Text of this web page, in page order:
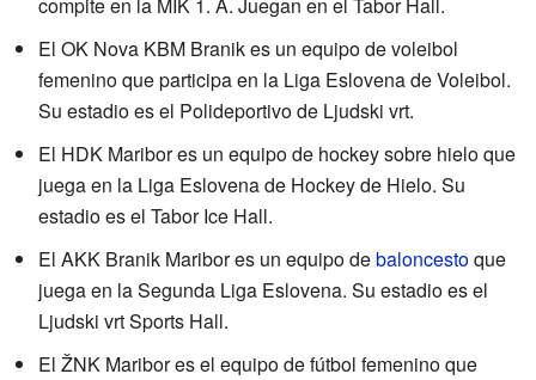
compite en la MIK 1. A. Juegan en el Tabor Hall.
El OK Nova KBM Branik es un equipo de voleibol
femenino que participa en la Liga Eslovena de Voleibol.
Su estadio es el Polideportivo de Ljudski vrt.
El HDK Maribor es un equipo de hockey sobre hielo que
juega en la Liga Eslovena de Hockey de Hielo. Su
estadio es el Tabor Ice Hall.
El AKK Branik Maribor es un equipo debaloncestoque
juega en la Segunda Liga Eslovena. Su estadio es el
Ljudski vrt Sports Hall.
El ŽNK Maribor es el equipo de fútbol femenino que